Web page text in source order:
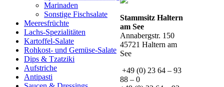
Marinaden
Sonstige Fischsalate
Meeresfrüchte
Lachs-Spezialitäten
Kartoffel-Salate
Rohkost- und Gemüse-Salate
Dips & Tzatziki
Aufstriche
Antipasti
Stammsitz Haltern
am See
Annabergstr. 150
45721 Haltern am
See
+49 (0) 23 64 – 93
88 – 0